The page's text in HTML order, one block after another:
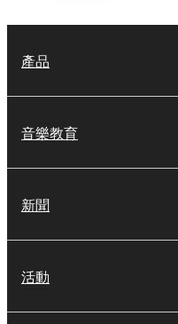
產品
音樂教育
新聞
活動